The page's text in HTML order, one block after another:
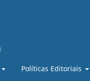
Políticas Editoriais